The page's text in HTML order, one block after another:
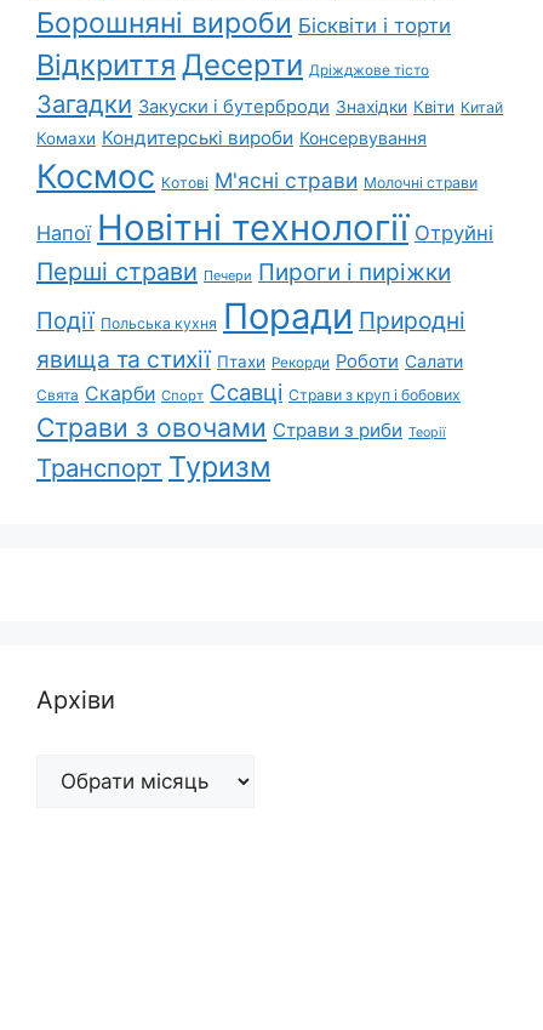
Борошняні вироби Бісквіти і торти
Відкриття Десерти Дріжджове тісто
Загадки Закуски і бутерброди Знахідки Квіти Китай
Комахи Кондитерські вироби Консервування
Космос Котові М'ясні страви Молочні страви
Напої Новітні технології Отруйні
Перші страви Печери Пироги і пиріжки
Події Польська кухня Поради Природні
явища та стихії Птахи Рекорди Роботи Салати
Свята Скарби Спорт Ссавці Страви з круп і бобових
Страви з овочами Страви з риби Теорії
Транспорт Туризм
Архіви
Архіви